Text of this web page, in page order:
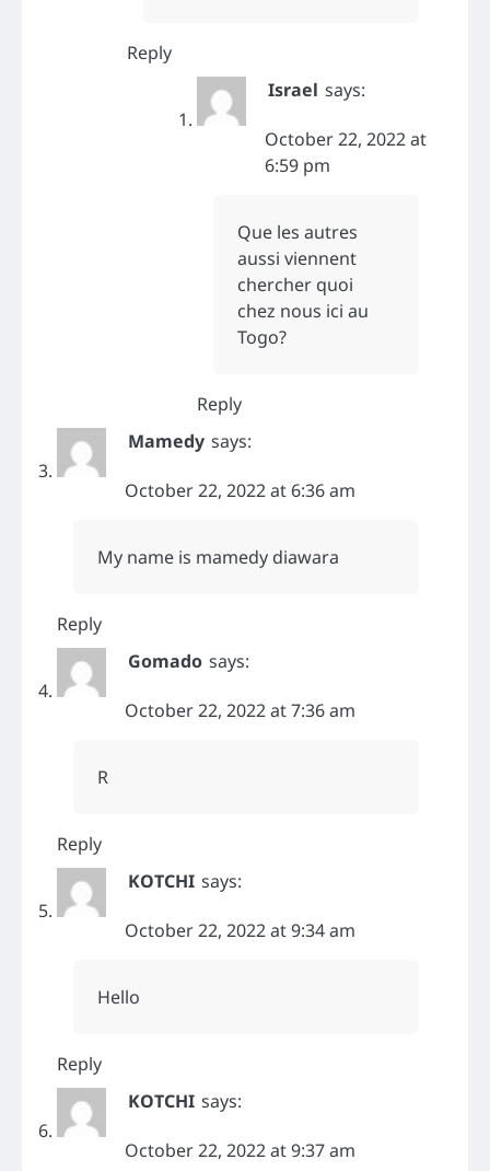
Reply
Israel says:
October 22, 2022 at
6:59 pm
Que les autres
aussi viennent
chercher quoi
chez nous ici au
Togo?
Reply
Mamedy says:
October 22, 2022 at 6:36 am
My name is mamedy diawara
Reply
Gomado says:
October 22, 2022 at 7:36 am
R
Reply
KOTCHI says:
October 22, 2022 at 9:34 am
Hello
Reply
KOTCHI says:
October 22, 2022 at 9:37 am